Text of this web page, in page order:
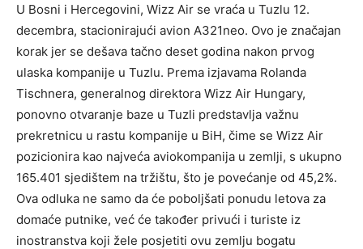
U Bosni i Hercegovini, Wizz Air se vraća u Tuzlu 12.
decembra, stacionirajući avion A321neo. Ovo je značajan
korak jer se dešava tačno deset godina nakon prvog
ulaska kompanije u Tuzlu. Prema izjavama Rolanda
Tischnera, generalnog direktora Wizz Air Hungary,
ponovno otvaranje baze u Tuzli predstavlja važnu
prekretnicu u rastu kompanije u BiH, čime se Wizz Air
pozicionira kao najveća aviokompanija u zemlji, s ukupno
165.401 sjedištem na tržištu, što je povećanje od 45,2%.
Ova odluka ne samo da će poboljšati ponudu letova za
domaće putnike, već će također privući i turiste iz
inostranstva koji žele posjetiti ovu zemlju bogatu